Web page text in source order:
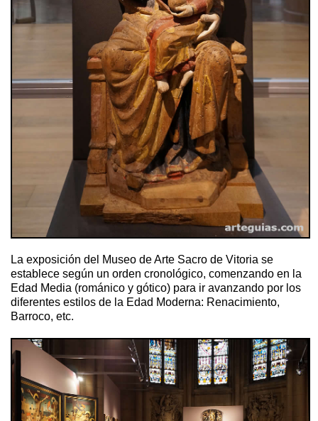
La exposición del Museo de Arte Sacro de Vitoria se
establece según un orden cronológico, comenzando en la
Edad Media (románico y gótico) para ir avanzando por los
diferentes estilos de la Edad Moderna: Renacimiento,
Barroco, etc.